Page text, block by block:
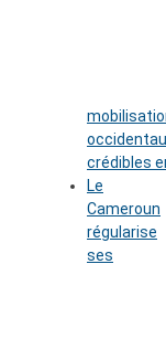
crédibles
Le
Cameroun
régularise
ses